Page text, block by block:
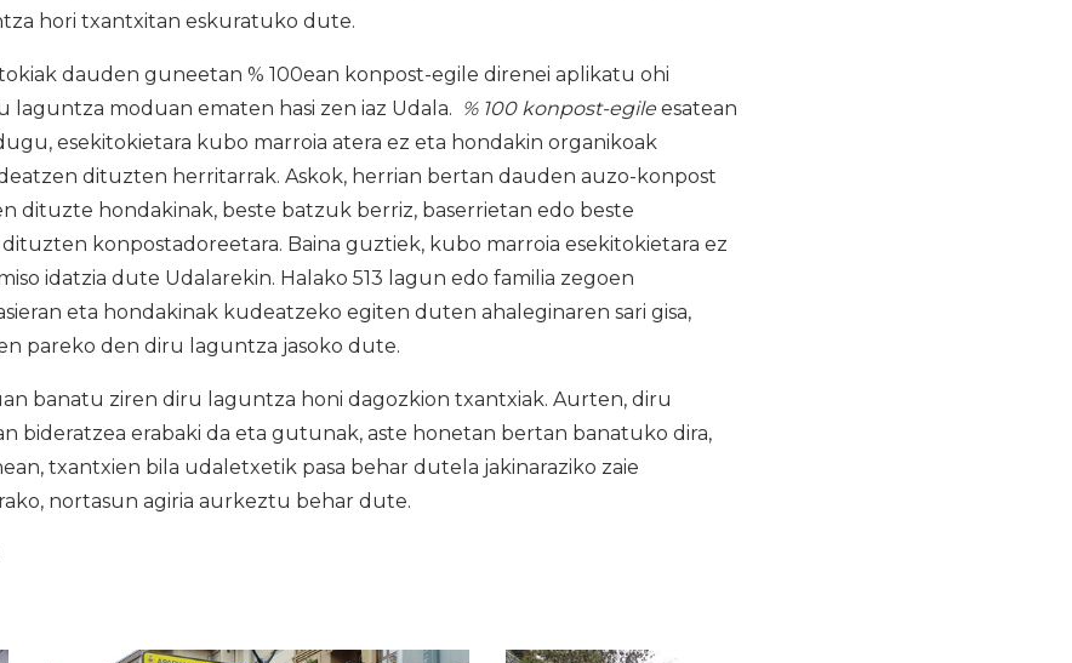
hori txantxitan eskuratuko dute.
dauden guneetan % 100ean konpost-egile direnei aplikatu ohi
laguntza moduan ematen hasi zen iaz Udala. % 100 konpost-egile esatean
esekitokietara kubo marroia atera ez eta hondakin organikoak
dituzten herritarrak. Askok, herrian bertan dauden auzo-konpost
dituzte hondakinak, beste batzuk berriz, baserrietan edo beste
konpostadoreetara. Baina guztiek, kubo marroia esekitokietara ez
idatzia dute Udalarekin. Halako 513 lagun edo familia zegoen
eta hondakinak kudeatzeko egiten duten ahaleginaren sari gisa,
pareko den diru laguntza jasoko dute.
banatu ziren diru laguntza honi dagozkion txantxiak. Aurten, diru
bideratzea erabaki da eta gutunak, aste honetan bertan banatuko dira,
txantxien bila udaletxetik pasa behar dutela jakinaraziko zaie
nortasun agiria aurkeztu behar dute.